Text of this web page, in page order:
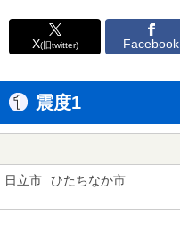
X(旧twitter) Facebook
震度1
日立市 ひたちなか市